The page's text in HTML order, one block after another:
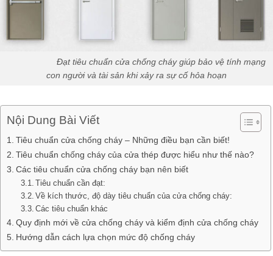
Đạt tiêu chuẩn cửa chống cháy giúp bảo vệ tính mạng
con người và tài sản khi xảy ra sự cố hỏa hoạn
Nội Dung Bài Viết
Tiêu chuẩn cửa chống cháy – Những điều bạn cần biết!
Tiêu chuẩn chống cháy của cửa thép được hiểu như thế nào?
Các tiêu chuẩn cửa chống cháy bạn nên biết
Tiêu chuẩn cần đạt:
Về kích thước, độ dày tiêu chuẩn của cửa chống cháy:
Các tiêu chuẩn khác
Quy định mới về cửa chống cháy và kiểm định cửa chống cháy
Hướng dẫn cách lựa chọn mức độ chống cháy